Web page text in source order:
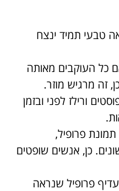
טבעי תמיד ינצח
כל העוקבים מאותה
זה מרגיש מוזר.
ורילז לפני ובזמן
תמונת פרופיל,
הראשונים. כן, אנשים שופטים
פרופיל שנראה